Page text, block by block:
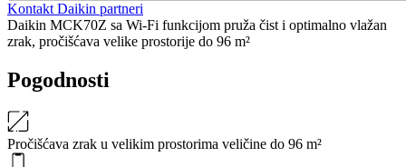
Kontakt Daikin partneri
Daikin MCK70Z sa Wi-Fi funkcijom pruža čist i optimalno vlažan
zrak, pročišćava velike prostorije do 96 m²
Pogodnosti
Pročišćava zrak u velikim prostorima veličine do 96 m²